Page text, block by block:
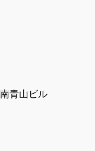
青山ビル